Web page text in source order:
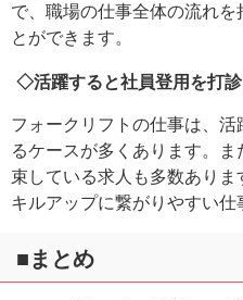
で、職場の仕事全体の流れ
とができます。
◇活躍すると社員登用を打
フォークリフトの仕事は、
るケースが多くあります。
束している求人も多数あり
キルアップに繋がりやすい仕
■まとめ